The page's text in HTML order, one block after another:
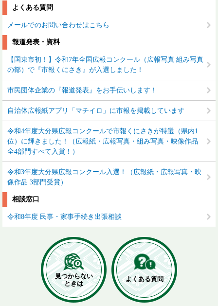
よくある質問
メールでのお問い合わせはこちら
報道発表・資料
【国東市初！】令和7年全国広報コンクール（広報写真 組み写真
の部）で『市報くにさき』が入選しました！
市民団体企業の『報道発表』をお手伝いします！
自治体広報紙アプリ「マチイロ」に市報を掲載しています
令和4年度大分県広報コンクールで市報くにさきが特選（県内1
位）に輝きました！（広報紙・広報写真・組み写真・映像作品
全4部門すべて入賞！）
令和3年度大分県広報コンクール入選！（広報紙・広報写真・映
像作品 3部門受賞）
相談窓口
令和8年度 民事・家事手続き出張相談
見つからない
ときは
よくある質問